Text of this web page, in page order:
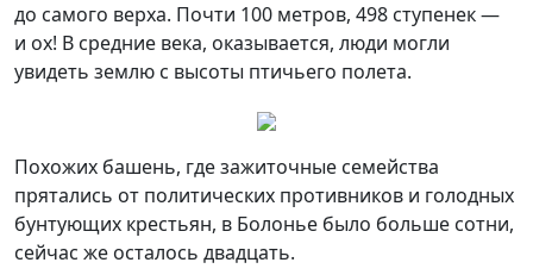
до самого верха. Почти 100 метров, 498 ступенек —
и ох! В средние века, оказывается, люди могли
увидеть землю с высоты птичьего полета.
Похожих башень, где зажиточные семейства
прятались от политических противников и голодных
бунтующих крестьян, в Болонье было больше сотни,
сейчас же осталось двадцать.